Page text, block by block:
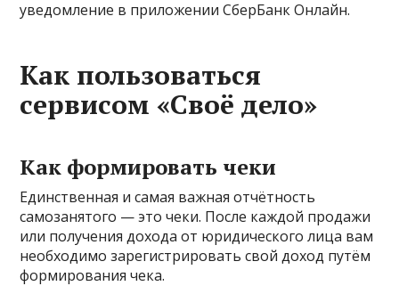
уведомление в приложении СберБанк Онлайн.
Как пользоваться
сервисом «Своё дело»
Как формировать чеки
Единственная и самая важная отчётность
самозанятого — это чеки. После каждой продажи
или получения дохода от юридического лица вам
необходимо зарегистрировать свой доход путём
формирования чека.